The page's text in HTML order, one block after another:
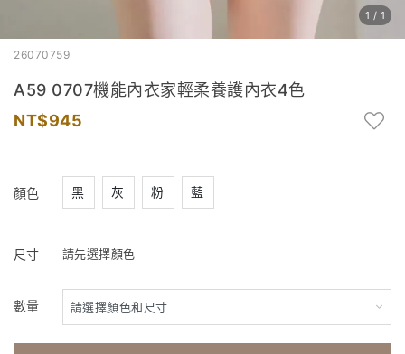
1 / 1
26070759
A59 0707機能內衣家輕柔養護內衣4色
945
顏色 黑 灰 粉 藍
尺寸 請先選擇顏色
數量